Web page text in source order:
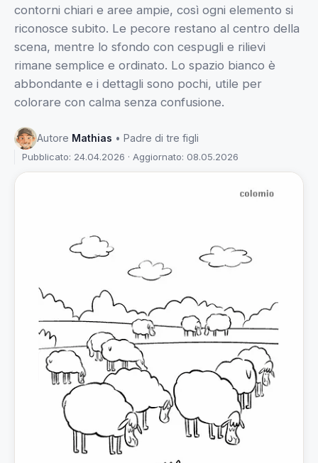
contorni chiari e aree ampie, così ogni elemento si
riconosce subito. Le pecore restano al centro della
scena, mentre lo sfondo con cespugli e rilievi
rimane semplice e ordinato. Lo spazio bianco è
abbondante e i dettagli sono pochi, utile per
colorare con calma senza confusione.
Autore Mathias • Padre di tre figli
Pubblicato: 24.04.2026 · Aggiornato: 08.05.2026